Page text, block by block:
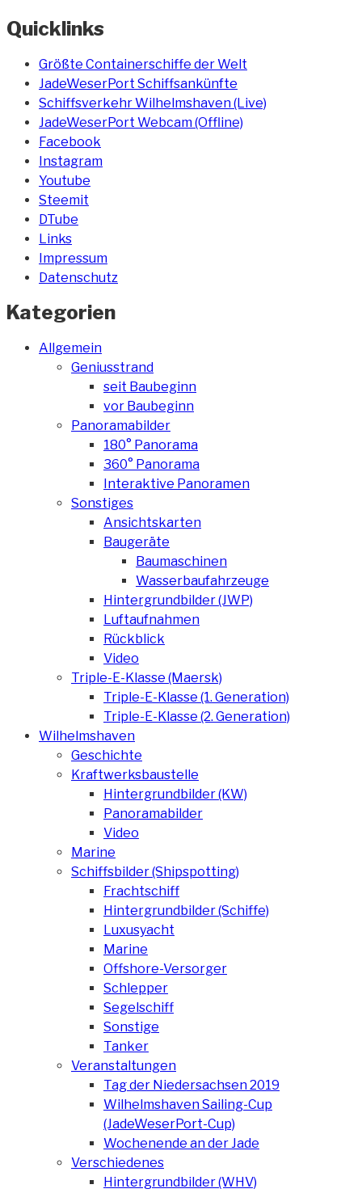
Quicklinks
Größte Containerschiffe der Welt
JadeWeserPort Schiffsankünfte
Schiffsverkehr Wilhelmshaven (Live)
JadeWeserPort Webcam (Offline)
Facebook
Instagram
Youtube
Steemit
DTube
Links
Impressum
Datenschutz
Kategorien
Allgemein
Geniusstrand
seit Baubeginn
vor Baubeginn
Panoramabilder
180° Panorama
360° Panorama
Interaktive Panoramen
Sonstiges
Ansichtskarten
Baugeräte
Baumaschinen
Wasserbaufahrzeuge
Hintergrundbilder (JWP)
Luftaufnahmen
Rückblick
Video
Triple-E-Klasse (Maersk)
Triple-E-Klasse (1. Generation)
Triple-E-Klasse (2. Generation)
Wilhelmshaven
Geschichte
Kraftwerksbaustelle
Hintergrundbilder (KW)
Panoramabilder
Video
Marine
Schiffsbilder (Shipspotting)
Frachtschiff
Hintergrundbilder (Schiffe)
Luxusyacht
Marine
Offshore-Versorger
Schlepper
Segelschiff
Sonstige
Tanker
Veranstaltungen
Tag der Niedersachsen 2019
Wilhelmshaven Sailing-Cup
(JadeWeserPort-Cup)
Wochenende an der Jade
Verschiedenes
Hintergrundbilder (WHV)